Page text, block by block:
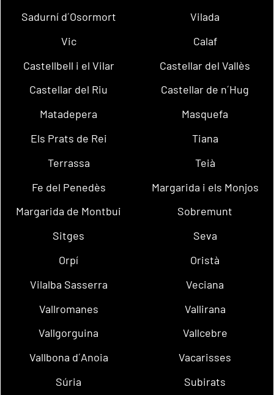
Sadurní d´Osormort
Vilada
Vic
Calaf
Castellbell i el Vilar
Castellar del Vallès
Castellar del Riu
Castellar de n´Hug
Matadepera
Masquefa
Els Prats de Rei
Tiana
Terrassa
Teià
Fe del Penedès
Margarida i els Monjos
Margarida de Montbui
Sobremunt
Sitges
Seva
Orpí
Oristà
Vilalba Sasserra
Veciana
Vallromanes
Vallirana
Vallgorguina
Vallcebre
Vallbona d´Anoia
Vacarisses
Súria
Subirats